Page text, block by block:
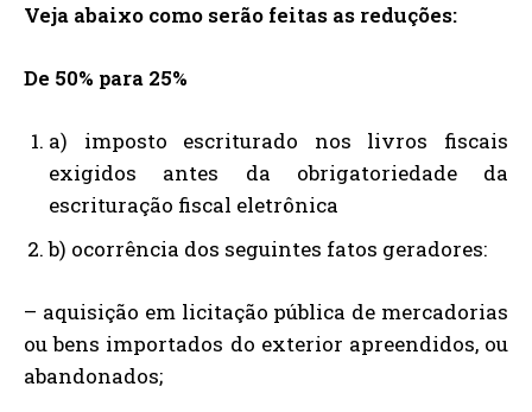
Veja abaixo como serão feitas as reduções:
De 50% para 25%
a) imposto escriturado nos livros fiscais
exigidos antes da obrigatoriedade da
escrituração fiscal eletrônica
b) ocorrência dos seguintes fatos geradores:
– aquisição em licitação pública de mercadorias
ou bens importados do exterior apreendidos, ou
abandonados;